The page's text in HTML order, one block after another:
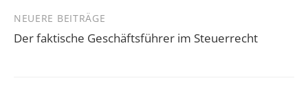
NEUERE BEITRÄGE
Der faktische Geschäftsführer im Steuerrecht